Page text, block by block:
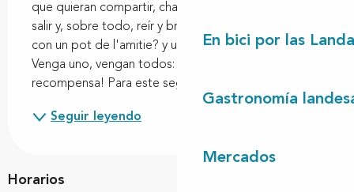
En bici por las
Gastronomía
Mercados
que quieran compartir, charlar, hablar de cine, leer,
salir y, sobre todo, reír y bromear, a un "apres film"
con un pot de l'amitie? y unas cuantas golosinas.
Venga uno, vengan todos: ¡serán nuestra mayor
recompensa! Para este segundo : RURAL...
Seguir leyendo
Horarios